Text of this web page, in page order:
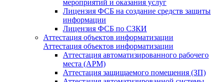
мероприятий и оказания услуг
Лицензия ФСБ на создание средств защиты
информации
Лицензия ФСБ по СЗКИ
Аттестация объектов информатизации
Аттестация объектов информатизации
Аттестация автоматизированного рабочего
места (АРМ)
Аттестация защищаемого помещения (ЗП)